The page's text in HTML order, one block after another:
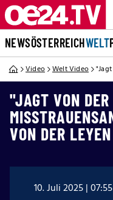
NEWSÖSTERREICHWELT
Video Welt Video
"JAGT VON
VON DER LEYEN
10. Juli 2025 |